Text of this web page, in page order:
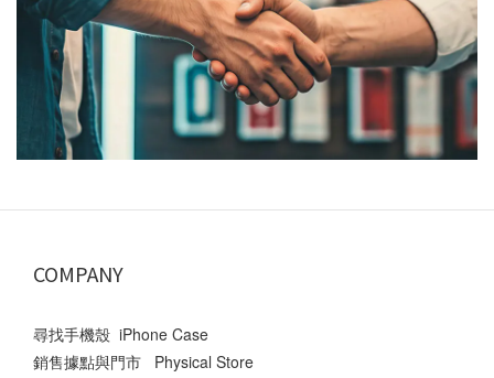
COMPANY
尋找手機殼 iPhone Case
銷售據點與門市 Physical Store